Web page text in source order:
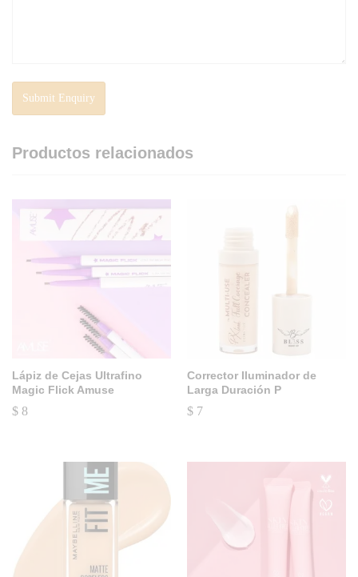
Productos relacionados
Lápiz de Cejas Ultrafino
Magic Flick Amuse
$ 8
Corrector Iluminador de
Larga Duración P
$ 7